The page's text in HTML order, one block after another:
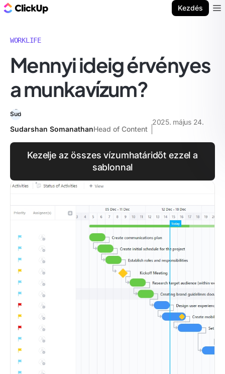
Kezdés
WORKLIFE
Mennyi ideig érvényes
a munkavízum?
Sudarshan SomanathanHead of Content
2025. május 24.
Kezelje az összes vízumhatáridőt ezzel a
sablonnal